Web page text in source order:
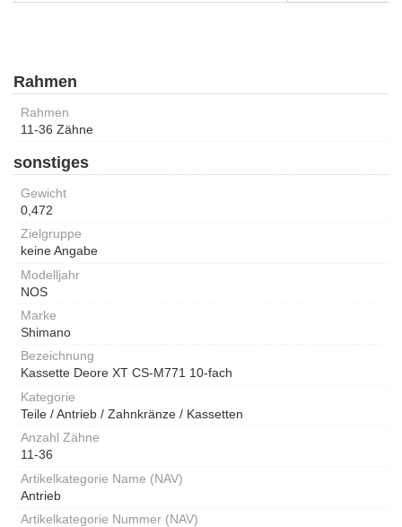
Rahmen
Rahmen
11-36 Zähne
sonstiges
Gewicht
0,472
Zielgruppe
keine Angabe
Modelljahr
NOS
Marke
Shimano
Bezeichnung
Kassette Deore XT CS-M771 10-fach
Kategorie
Teile / Antrieb / Zahnkränze / Kassetten
Anzahl Zähne
11-36
Artikelkategorie Name (NAV)
Antrieb
Artikelkategorie Nummer (NAV)